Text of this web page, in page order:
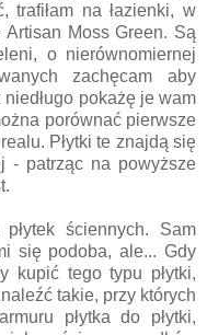
trafiłam na łazienki, w
Artisan Moss Green. Są
o nierównomiernej
zachęcam aby
pokażę je wam
porównać pierwsze
Płytki te znajdą się
- patrząc na powyższe
ściennych. Sam
się podoba, ale... Gdy
kupić tego typu płytki,
takie, przy których
płytka do płytki,